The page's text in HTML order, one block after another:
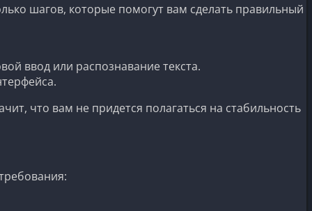
шагов, которые помогут вам сделать правильный
ввод или распознавание текста.
что вам не придется полагаться на стабильность